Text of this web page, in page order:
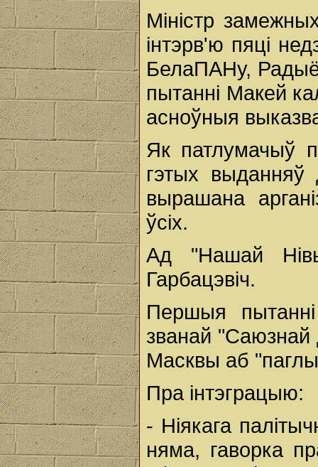
Міністр
інтэрв'ю пяці
БелаПАНу,
пытанні Макей
асноўныя
Як патлумачыў
гэтых выданняў
вырашана
ўсіх.
Ад "Нашай
Гарбацэвіч.
Першыя
званай "Саюзнай
Масквы аб
Пра інтэграцыю:
- Ніякага
няма, гаворка